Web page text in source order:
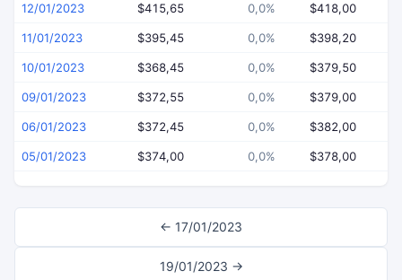
12/01/2023 $415,65 0,0% $418,00
11/01/2023 $395,45 0,0% $398,20
10/01/2023 $368,45 0,0% $379,50
09/01/2023 $372,55 0,0% $379,00
06/01/2023 $372,45 0,0% $382,00
05/01/2023 $374,00 0,0% $378,00
← 17/01/2023
19/01/2023 →